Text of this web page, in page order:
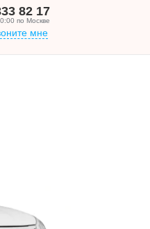
82 17
по Москве
мне